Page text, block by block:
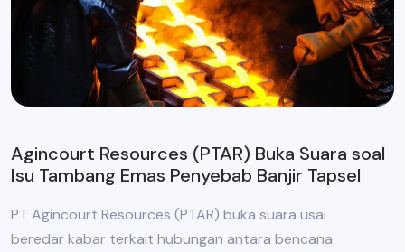
Agincourt Resources (PTAR) Buka Suara soal
Isu Tambang Emas Penyebab Banjir Tapsel
PT Agincourt Resources (PTAR) buka suara usai
beredar kabar terkait hubungan antara bencana